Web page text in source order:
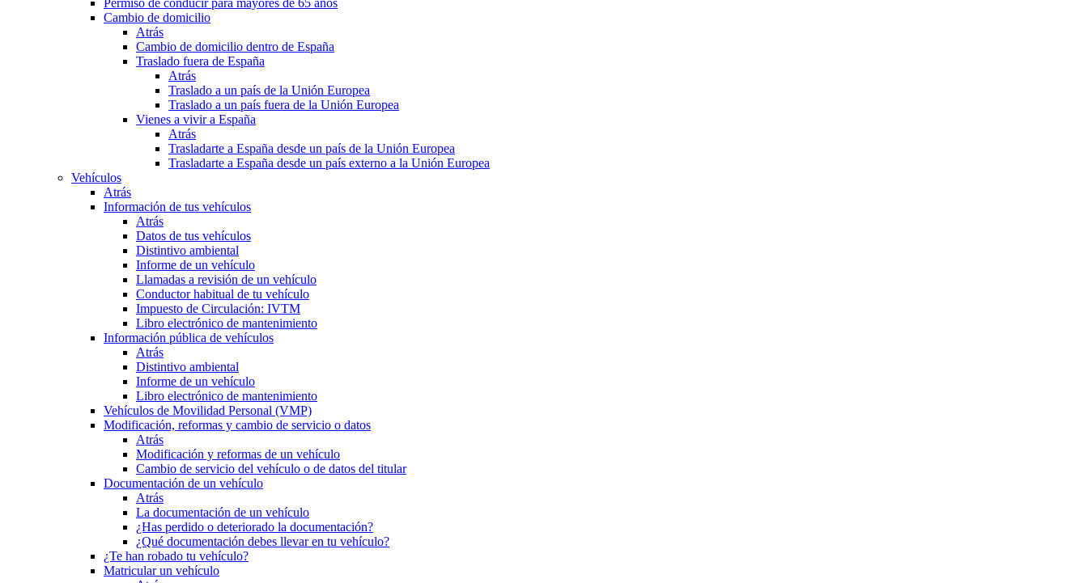
Permiso de conducir para mayores de 65 años
Cambio de domicilio
Atrás
Cambio de domicilio dentro de España
Traslado fuera de España
Atrás
Traslado a un país de la Unión Europea
Traslado a un país fuera de la Unión Europea
Vienes a vivir a España
Atrás
Trasladarte a España desde un país de la Unión Europea
Trasladarte a España desde un país externo a la Unión Europea
Vehículos
Atrás
Información de tus vehículos
Atrás
Datos de tus vehículos
Distintivo ambiental
Informe de un vehículo
Llamadas a revisión de un vehículo
Conductor habitual de tu vehículo
Impuesto de Circulación: IVTM
Libro electrónico de mantenimiento
Información pública de vehículos
Atrás
Distintivo ambiental
Informe de un vehículo
Libro electrónico de mantenimiento
Vehículos de Movilidad Personal (VMP)
Modificación, reformas y cambio de servicio o datos
Atrás
Modificación y reformas de un vehículo
Cambio de servicio del vehículo o de datos del titular
Documentación de un vehículo
Atrás
La documentación de un vehículo
¿Has perdido o deteriorado la documentación?
¿Qué documentación debes llevar en tu vehículo?
¿Te han robado tu vehículo?
Matricular un vehículo